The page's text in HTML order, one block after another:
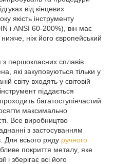
від кінцевих
якість інструменту
і ANSI 60-200%), він має
ніж його європейський
з першокласних сплавів
які закуповуються тільки у
світу входять у світовій
піддається
багатоступінчастий
максимально
Все виробництво
з застосуванням
Для всього ряду ручного
покриття металу, яке
зберігає всі його